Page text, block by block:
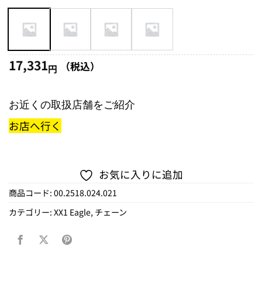
17,331
円
18,050
17,331円 （税込）
お近くの取扱店舗をご紹介
お店へ行く
お気に入りに追加
商品コード: 00.2518.024.021
カテゴリー: XX1 Eagle, チェーン